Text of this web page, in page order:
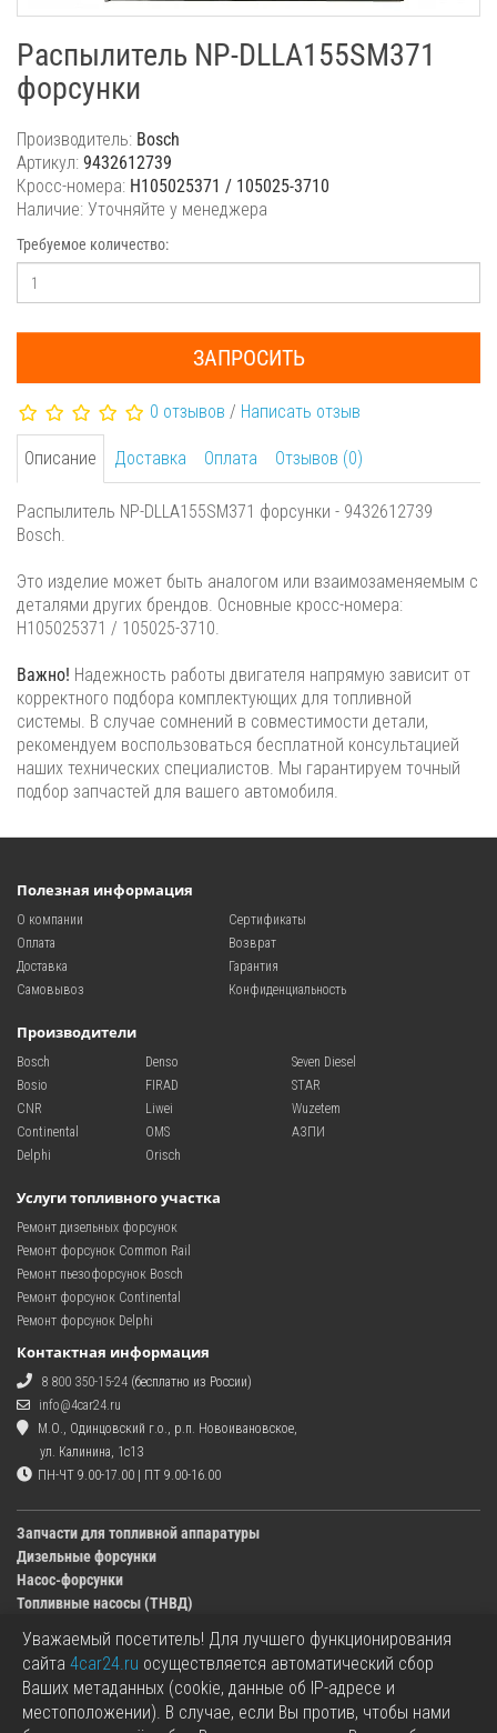
Распылитель NP-DLLA155SM371
форсунки
Производитель: Bosch
Артикул: 9432612739
Кросс-номера: H105025371 / 105025-3710
Наличие: Уточняйте у менеджера
Требуемое количество:
ЗАПРОСИТЬ
0 отзывов / Написать отзыв
Описание Доставка Оплата Отзывов (0)
Распылитель NP-DLLA155SM371 форсунки - 9432612739
Bosch.
Это изделие может быть аналогом или взаимозаменяемым с
деталями других брендов. Основные кросс-номера:
H105025371 / 105025-3710.
Важно! Надежность работы двигателя напрямую зависит от
корректного подбора комплектующих для топливной
системы. В случае сомнений в совместимости детали,
рекомендуем воспользоваться бесплатной консультацией
наших технических специалистов. Мы гарантируем точный
подбор запчастей для вашего автомобиля.
Полезная информация
О компании
Оплата
Доставка
Самовывоз
Сертификаты
Возврат
Гарантия
Конфиденциальность
Производители
Bosch
Bosio
CNR
Continental
Delphi
Denso
FIRAD
Liwei
OMS
Orisch
Seven Diesel
STAR
Wuzetem
АЗПИ
Услуги топливного участка
Ремонт дизельных форсунок
Ремонт форсунок Common Rail
Ремонт пьезофорсунок Bosch
Ремонт форсунок Continental
Ремонт форсунок Delphi
Контактная информация
8 800 350-15-24 (бесплатно из России)
info@4car24.ru
М.О., Одинцовский г.о., р.п. Новоивановское,
ул. Калинина, 1с13
ПН-ЧТ 9.00-17.00 | ПТ 9.00-16.00
Запчасти для топливной аппаратуры
Дизельные форсунки
Насос-форсунки
Топливные насосы (ТНВД)
Изображения деталей, представленных в каталоге на сайте, могут отличаться от
оригиналов.
Информация о цене запчасти, указанная в каталоге на сайте, может отличаться от
фактической к моменту оформления заказа.
Уважаемый посетитель! Для лучшего функционирования
сайта 4car24.ru осуществляется автоматический сбор
Ваших метаданных (cookie, данные об IP-адресе и
местоположении). В случае, если Вы против, чтобы нами